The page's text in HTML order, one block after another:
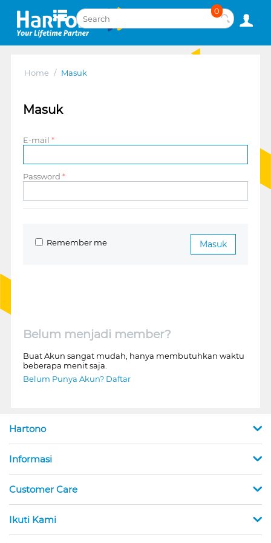
0
Home / Masuk
Masuk
E-mail
Password
Masuk
Remember me
Belum menjadi member?
Buat Akun sangat mudah, hanya membutuhkan waktu
beberapa menit saja.
Belum Punya Akun? Daftar
Hartono
Informasi
Customer Care
Ikuti Kami